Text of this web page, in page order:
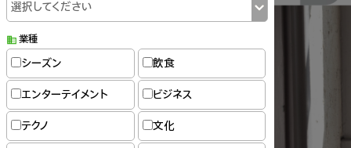
業種
シーズン 飲食
エンターテイメント ビジネス
テクノ 文化